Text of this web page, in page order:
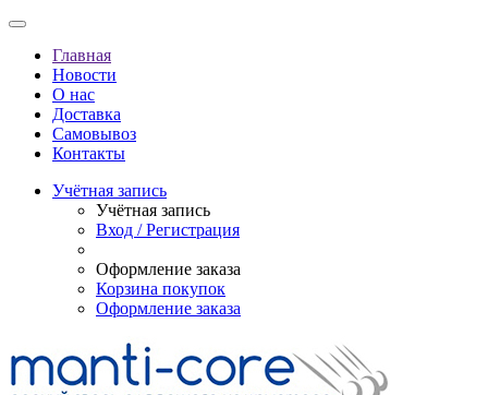
Главная
Новости
О нас
Доставка
Самовывоз
Контакты
Учётная запись
Учётная запись
Вход / Регистрация
Оформление заказа
Корзина покупок
Оформление заказа